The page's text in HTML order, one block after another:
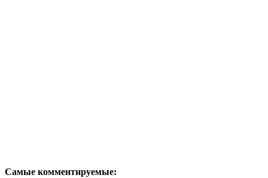
Самые комментируемые: